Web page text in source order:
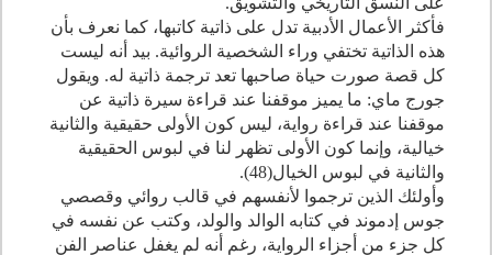
فأكثر الأعمال الأدبية تدل على ذاتية كاتبها، كما نعرف بأن
هذه الذاتية تختفي وراء الشخصية الروائية. بيد أنه ليست
كل قصة صورت حياة صاحبها تعد ترجمة ذاتية له. ويقول
جورج ماي: ما يميز موقفنا عند قراءة سيرة ذاتية عن
موقفنا عند قراءة رواية، ليس كون الأولى حقيقية والثانية
خيالية، وإنما كون الأولى تظهر لنا في لبوس الحقيقية
والثانية في لبوس الخيال(48
).
وأولئك الذين ترجموا لأنفسهم في قالب روائي وقصصي
جوس إدموند في كتابه الوالد والولد، وكتب عن نفسه في
كل جزء من أجزاء الرواية، رغم أنه لم يغفل عناصر الفن